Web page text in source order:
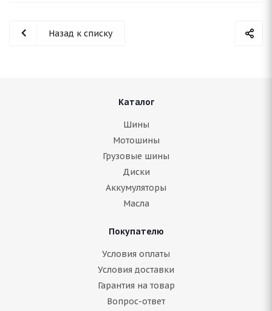
Назад к списку
Каталог
Шины
Мотошины
Грузовые шины
Диски
Аккумуляторы
Масла
Покупателю
Условия оплаты
Условия доставки
Гарантия на товар
Вопрос-ответ